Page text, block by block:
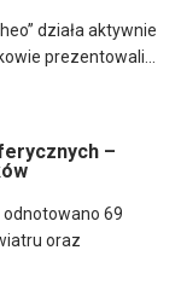
działa aktywnie
prezentowali...
–
odnotowano 69
oraz